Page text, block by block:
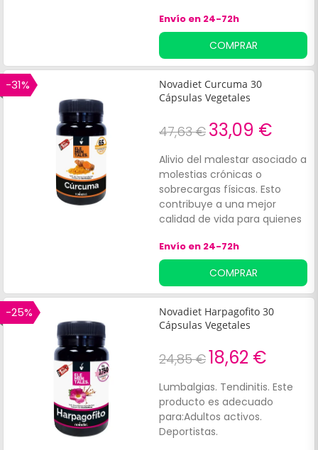
Contiene Curcussentiel, un
complejo patentado que
combina:Extracto de
cúrcuma rico en curcumina.
Jengibre rico en gingerol.
Formato de 30 cápsulas.
Envío en 24-72h
COMPRAR
-31%
Novadiet Curcuma 30
Cápsulas Vegetales
47,63 € 33,09 €
Alivio del malestar asociado a
molestias crónicas o
sobrecargas físicas. Esto
contribuye a una mejor
calidad de vida para quienes
articulaciones de forma
natural.
Envío en 24-72h
COMPRAR
-25%
Novadiet Harpagofito 30
Cápsulas Vegetales
24,85 €18,62 €
Lumbalgias. Tendinitis. Este
producto es adecuado
para:Adultos activos.
Deportistas.